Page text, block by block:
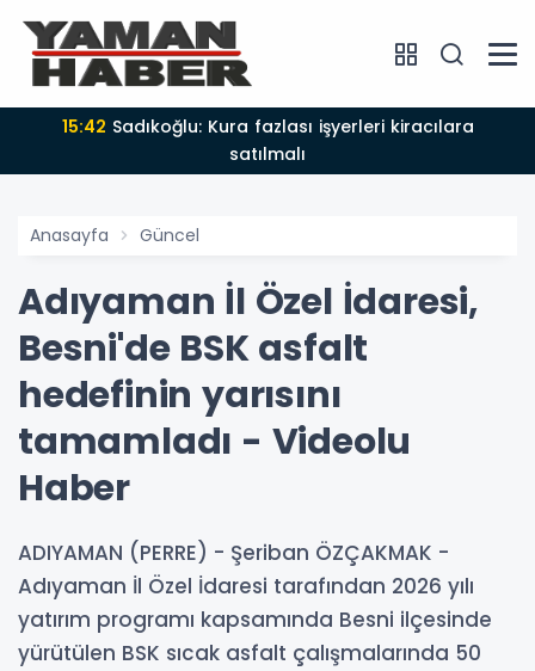
15:42
satılmalı
Anasayfa Güncel
Adıyaman İl Özel İdaresi,
Besni'de BSK asfalt
hedefinin yarısını
tamamladı - Videolu
Haber
ADIYAMAN (PERRE) - Şeriban ÖZÇAKMAK -
Adıyaman İl Özel İdaresi tarafından 2026 yılı
yatırım programı kapsamında Besni ilçesinde
yürütülen BSK sıcak asfalt çalışmalarında 50